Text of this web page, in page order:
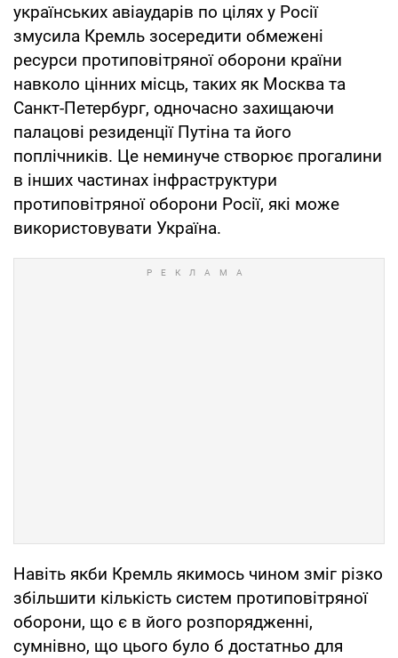
українських авіаударів по цілях у Росії
змусила Кремль зосередити обмежені
ресурси протиповітряної оборони країни
навколо цінних місць, таких як Москва та
Санкт-Петербург, одночасно захищаючи
палацові резиденції Путіна та його
поплічників. Це неминуче створює прогалини
в інших частинах інфраструктури
протиповітряної оборони Росії, які може
використовувати Україна.
Навіть якби Кремль якимось чином зміг різко
збільшити кількість систем протиповітряної
оборони, що є в його розпорядженні,
сумнівно, що цього було б достатньо для